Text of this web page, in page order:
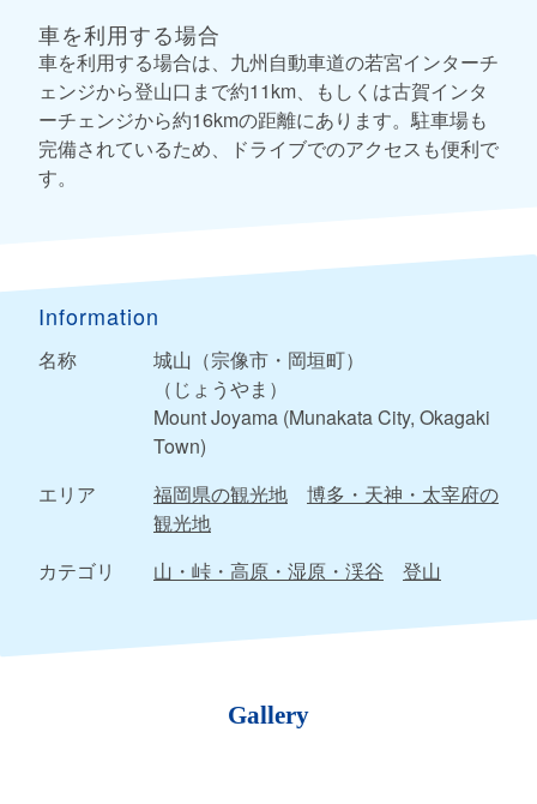
車を利用する場合
車を利用する場合は、九州自動車道の若宮インターチ
ェンジから登山口まで約11km、もしくは古賀インタ
ーチェンジから約16kmの距離にあります。駐車場も
完備されているため、ドライブでのアクセスも便利で
す。
Information
名称
城山（宗像市・岡垣町）
（じょうやま）
Mount Joyama (Munakata City, Okagaki
Town)
エリア
福岡県の観光地
博多・天神・太宰府の
観光地
カテゴリ
山・峠・高原・湿原・渓谷 登山
Gallery